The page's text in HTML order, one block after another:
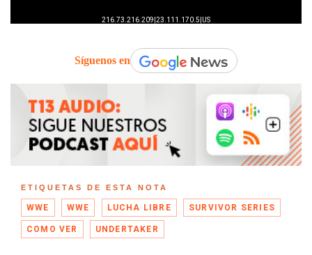
Síguenos en
ETIQUETAS DE ESTA NOTA
WWE WWE LUCHA LIBRE SURVIVOR SERIES
COMO VER UNDERTAKER